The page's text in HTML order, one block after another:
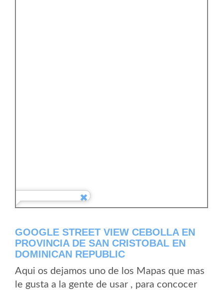
GOOGLE STREET VIEW CEBOLLA EN
PROVINCIA DE SAN CRISTOBAL EN
DOMINICAN REPUBLIC
Aqui os dejamos uno de los Mapas que mas
le gusta a la gente de usar , para concocer